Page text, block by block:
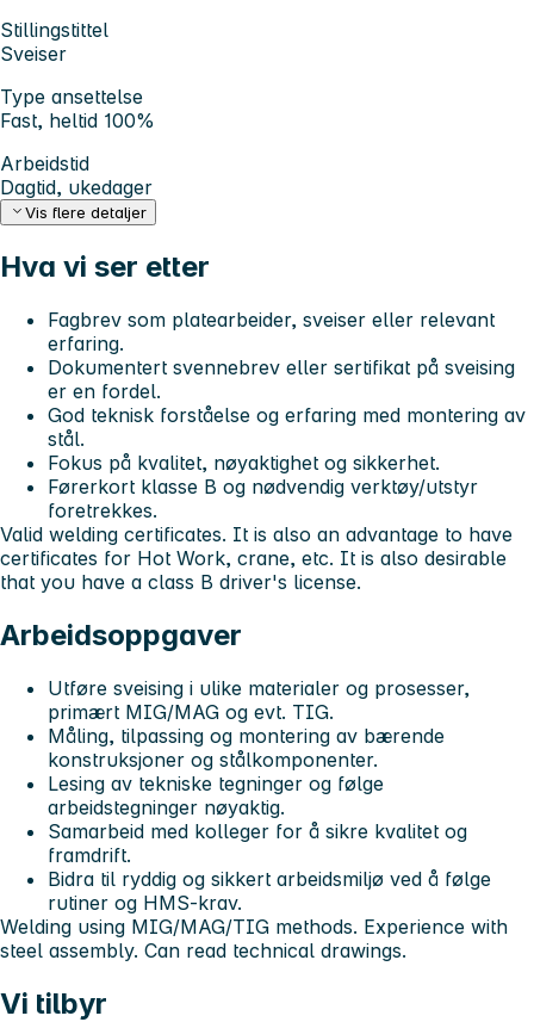
Stillingstittel
Sveiser
Type ansettelse
Fast, heltid 100%
Arbeidstid
Dagtid, ukedager
Vis flere detaljer
Hva vi ser etter
Fagbrev som platearbeider, sveiser eller relevant
erfaring.
Dokumentert svennebrev eller sertifikat på sveising
er en fordel.
God teknisk forståelse og erfaring med montering av
stål.
Fokus på kvalitet, nøyaktighet og sikkerhet.
Førerkort klasse B og nødvendig verktøy/utstyr
foretrekkes.
Valid welding certificates. It is also an advantage to have
certificates for Hot Work, crane, etc. It is also desirable
that you have a class B driver's license.
Arbeidsoppgaver
Utføre sveising i ulike materialer og prosesser,
primært MIG/MAG og evt. TIG.
Måling, tilpassing og montering av bærende
konstruksjoner og stålkomponenter.
Lesing av tekniske tegninger og følge
arbeidstegninger nøyaktig.
Samarbeid med kolleger for å sikre kvalitet og
framdrift.
Bidra til ryddig og sikkert arbeidsmiljø ved å følge
rutiner og HMS-krav.
Welding using MIG/MAG/TIG methods. Experience with
steel assembly. Can read technical drawings.
Vi tilbyr